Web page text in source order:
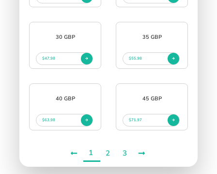
30 GBP
$47.98
35 GBP
$55.98
40 GBP
$63.98
45 GBP
$71.97
1 2 3